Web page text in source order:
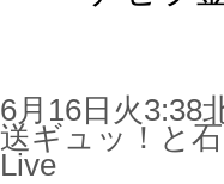
6月16日火3:38
送ギュッ！と
Live